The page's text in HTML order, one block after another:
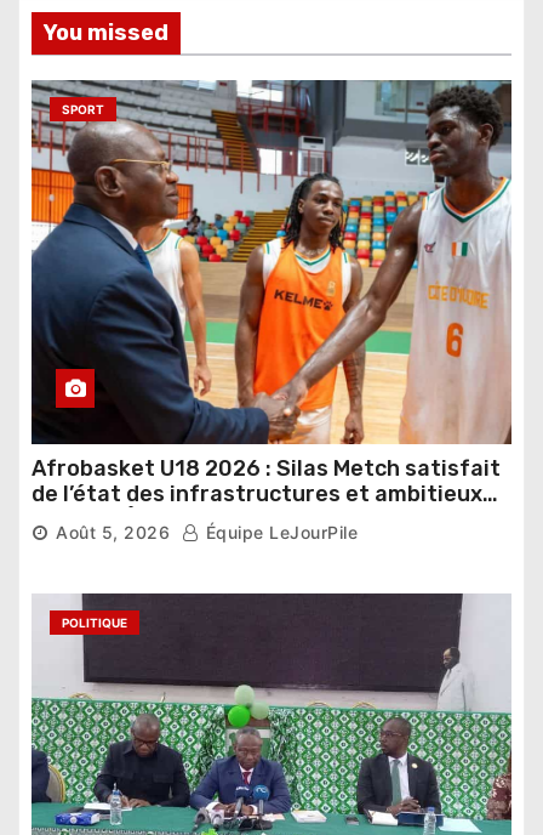
You missed
SPORT
Afrobasket U18 2026 : Silas Metch satisfait
de l’état des infrastructures et ambitieux
pour les Éléphants
Août 5, 2026 Équipe LeJourPile
POLITIQUE